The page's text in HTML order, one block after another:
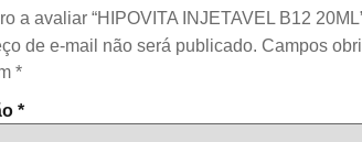
a avaliar “HIPOVITA INJETAVEL B12
de e-mail não será publicado. Campos
*
*